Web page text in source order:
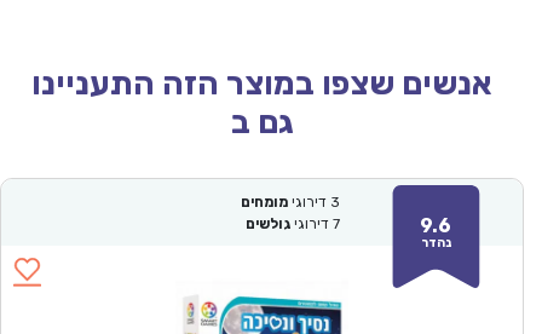
אנשים שצפו במוצר הזה התעניינו
גם ב
9.6
נהדר
3 דירוגי מומחים
7 דירוגי גולשים